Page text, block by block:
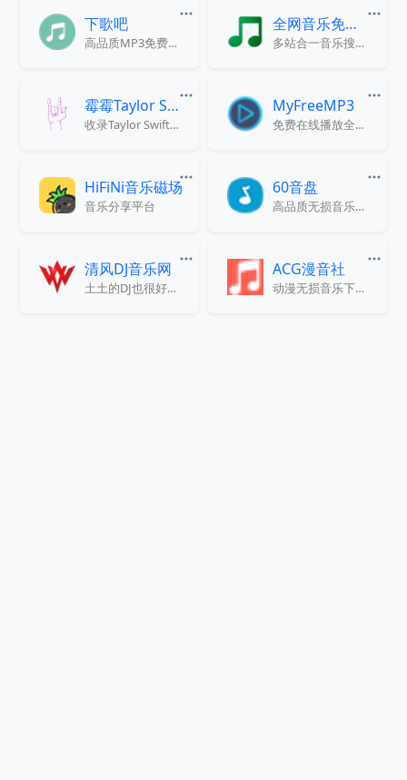
下歌吧
高品质MP3免费下载，在线播放
全网音乐免费下载
多站合一音乐搜索下载
霉霉Taylor Swift歌词搜索
收录Taylor Swift全部专辑与单曲，每句歌词配有高质量中文翻译，支持中英文搜索和逐句定位，适合歌词爱好者与Swifties收藏、学习与研究使用。
MyFreeMP3
免费在线播放全网音乐
HiFiNi音乐磁场
音乐分享平台
60音盘
高品质无损音乐下载，FLAC,WAV,APE,MP3格式免费下载网站
清风DJ音乐网
土土的DJ也很好听~
ACG漫音社
动漫无损音乐下载资讯站